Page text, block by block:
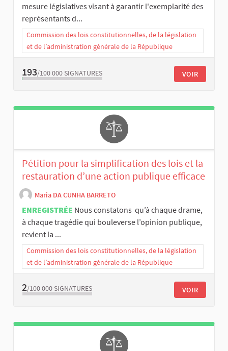
mesure législatives visant à garantir l'exemplarité des
représentants d...
Commission des lois constitutionnelles, de la législation
et de l’administration générale de la République
193/100 000 SIGNATURES VOIR
Pétition pour la simplification des lois et la
restauration d’une action publique efficace
Maria DA CUNHA BARRETO
ENREGISTRÉE Nous constatons qu’à chaque drame,
à chaque tragédie qui bouleverse l’opinion publique,
revient la ...
Commission des lois constitutionnelles, de la législation
et de l’administration générale de la République
2/100 000 SIGNATURES VOIR